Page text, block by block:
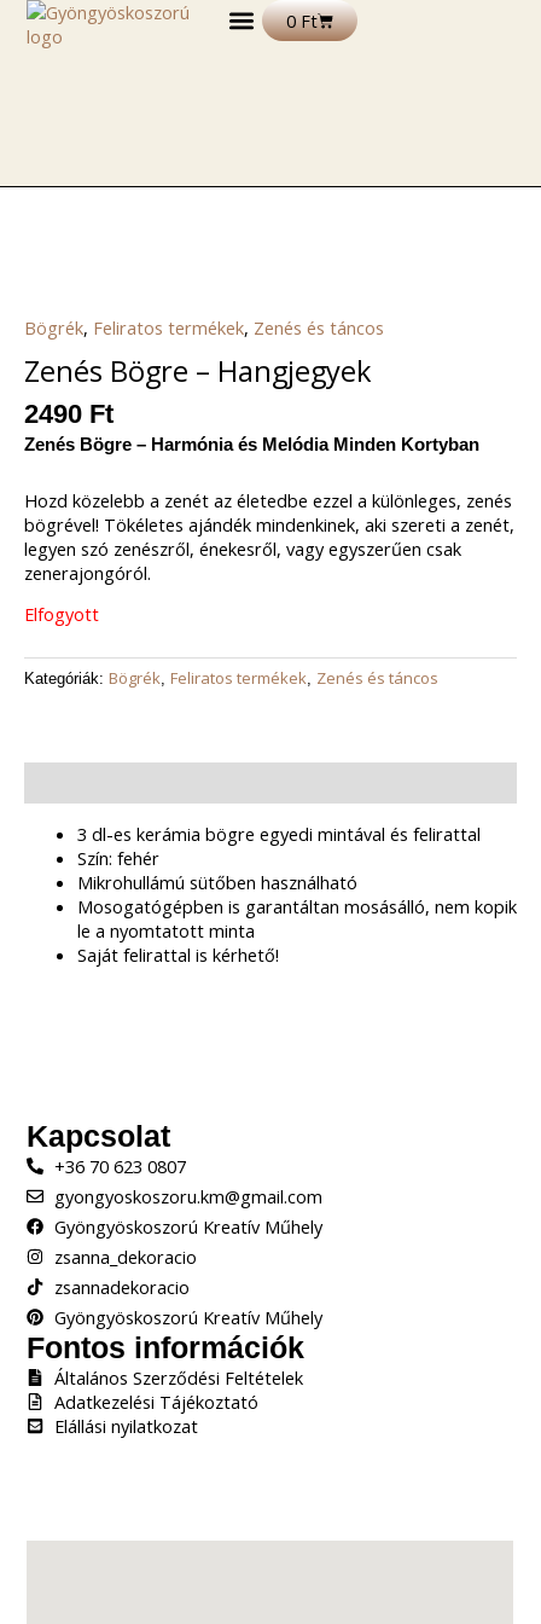
Skip
0FtKosár
Bögrék, Feliratos termékek, Zenés és táncos
Zenés Bögre – Hangjegyek
2490 Ft
Zenés Bögre – Harmónia és Melódia Minden Kortyban
Hozd közelebb a zenét az életedbe ezzel a különleges, zenés
bögrével! Tökéletes ajándék mindenkinek, aki szereti a zenét,
legyen szó zenészről, énekesről, vagy egyszerűen csak
zenerajongóról.
Elfogyott
Kategóriák: Bögrék, Feliratos termékek, Zenés és táncos
3 dl-es kerámia bögre egyedi mintával és felirattal
Szín: fehér
Mikrohullámú sütőben használható
Mosogatógépben is garantáltan mosásálló, nem kopik
le a nyomtatott minta
Saját felirattal is kérhető!
Kapcsolat
+36 70 623 0807
gyongyoskoszoru.km@gmail.com
Gyöngyöskoszorú Kreatív Műhely
zsanna_dekoracio
zsannadekoracio
Gyöngyöskoszorú Kreatív Műhely
Fontos információk
Általános Szerződési Feltételek
Adatkezelési Tájékoztató
Elállási nyilatkozat